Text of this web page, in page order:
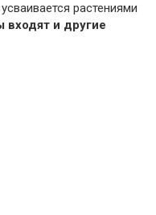
растениями
входят и другие